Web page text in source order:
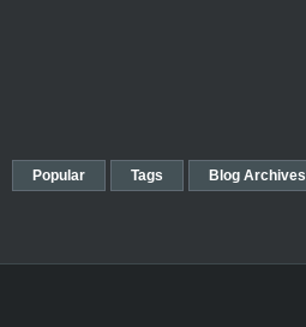
Popular Tags Blog Archives